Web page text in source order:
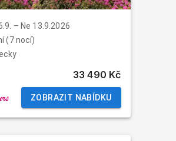
–Ne 13.9.2026
(7 nocí)
33 490 Kč
ZOBRAZIT NABÍDKU